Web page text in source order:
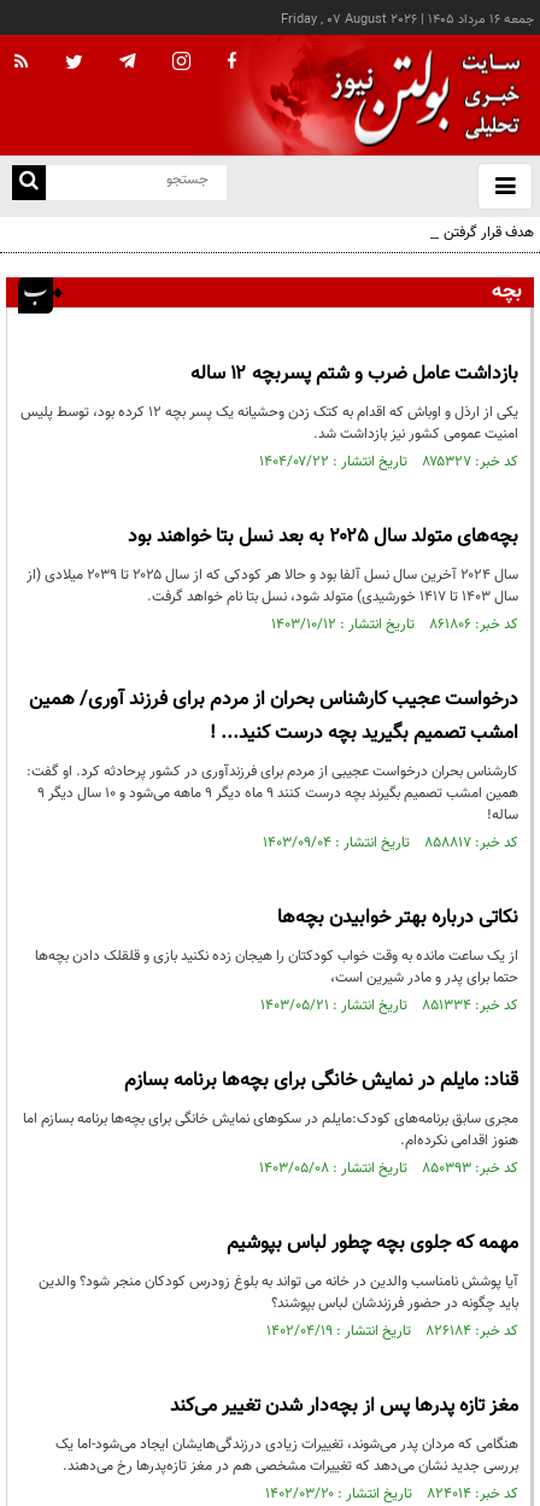
جمعه ۱۶ مرداد ۱۴۰۵ |
Friday , 07 August 2026
باز
و
هدف قرار گرفتن اتاق‌ فرماندهی مزدوران عربستان در یمن
بچه
بازداشت عامل ضرب و شتم پسربچه ۱۲ ساله
یکی از ارذل و اوباش که اقدام به کتک زدن وحشیانه یک پسر بچه ۱۲ کرده بود، توسط پلیس
امنیت عمومی کشور نیز بازداشت شد.
کد خبر: ۸۷۵۳۲۷ تاریخ انتشار : ۱۴۰۴/۰۷/۲۲
بچه‌های متولد سال ۲۰۲۵ به بعد نسل بتا خواهند بود
سال ۲۰۲۴ آخرین سال نسل آلفا بود و حالا هر کودکی که از سال ۲۰۲۵ تا ۲۰۳۹ میلادی (از
سال ۱۴۰۳ تا ۱۴۱۷ خورشیدی) متولد شود، نسل بتا نام خواهد گرفت.
کد خبر: ۸۶۱۸۰۶ تاریخ انتشار : ۱۴۰۳/۱۰/۱۲
درخواست عجیب کارشناس بحران از مردم برای فرزند آوری/ همین
امشب تصمیم بگیرید بچه درست کنید... !
کارشناس بحران درخواست عجیبی از مردم برای فرزندآوری در کشور پرحادثه کرد. او گفت:
همین امشب تصمیم بگیرند بچه درست کنند ۹ ماه دیگر ۹ ماهه می‌شود و ۱۰ سال دیگر ۹
ساله!
کد خبر: ۸۵۸۸۱۷ تاریخ انتشار : ۱۴۰۳/۰۹/۰۴
نکاتی درباره بهتر خوابیدن بچه‌ها
از یک ساعت مانده به وقت خواب کودکتان را هیجان‌ زده‌ نکنید بازی و قلقلک دادن بچه‌ها
حتما برای پدر و مادر شیرین است،
کد خبر: ۸۵۱۳۳۴ تاریخ انتشار : ۱۴۰۳/۰۵/۲۱
قناد: مایلم در نمایش خانگی برای بچه‌ها برنامه بسازم
مجری سابق برنامه‌های کودک:مایلم در سکوهای نمایش خانگی برای بچه‌ها برنامه بسازم اما
هنوز اقدامی نکرده‌ام.
کد خبر: ۸۵۰۳۹۳ تاریخ انتشار : ۱۴۰۳/۰۵/۰۸
مهمه که جلوی بچه چطور لباس بپوشیم
آیا پوشش نامناسب والدین در خانه می تواند به بلوغ زودرس کودکان منجر شود؟ والدین
باید چگونه در حضور فرزندشان لباس بپوشند؟
کد خبر: ۸۲۶۱۸۴ تاریخ انتشار : ۱۴۰۲/۰۴/۱۹
مغز تازه پدرها پس از بچه‌دار شدن تغییر می‌کند
هنگامی که مردان پدر می‌شوند، تغییرات زیادی درزندگی‌هایشان ایجاد می‌شود-اما یک
بررسی جدید نشان می‌دهد که تغییرات مشخصی هم در مغز تازه‌پدرها رخ می‌دهند.
کد خبر: ۸۲۴۰۱۴ تاریخ انتشار : ۱۴۰۲/۰۳/۲۰